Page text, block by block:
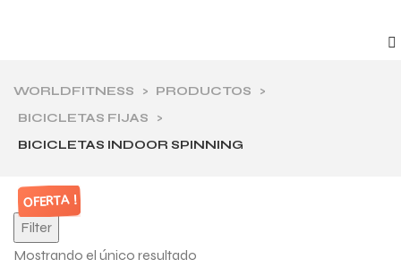
WORLDFITNESS > PRODUCTOS
>
BICICLETAS FIJAS
>
BICICLETAS INDOOR SPINNING
Filter
Mostrando el único resultado
OFERTA !